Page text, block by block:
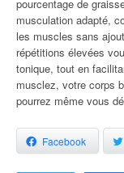
pourcentage de
musculation adapté,
les muscles sans
répétitions élevées
tonique, tout en
musclez, votre corps
pourrez même vous
Facebook